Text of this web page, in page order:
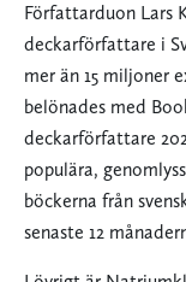
Författarduon Lars
deckarförfattare i
mer än 15 miljoner
belönades med
deckarförfattare
populära,
böckerna från
senaste 12